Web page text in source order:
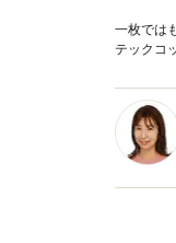
一枚では
テックコ